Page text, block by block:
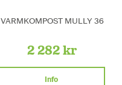
VARMKOMPOST MULLY 36
2 282 kr
Info